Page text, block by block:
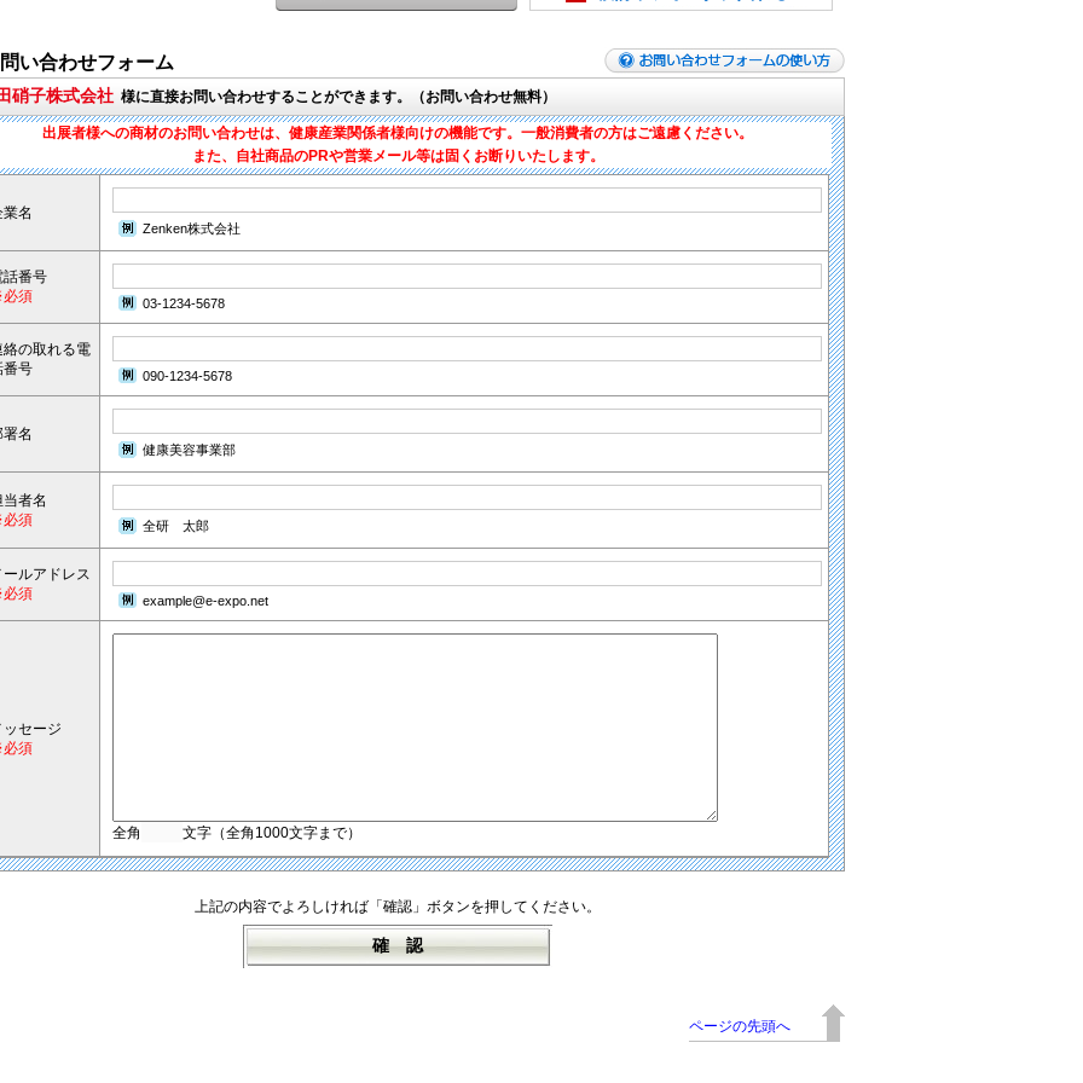
い合わせフォーム
硝子株式会社 様に直接お問い合わせすることができます。（お問い合わせ無料）
出展者様への商材のお問い合わせは、健康産業関係者様向けの機能です。一般消費者の方はご遠慮ください。
また、自社商品のPRや営業メール等は固くお断りいたします。
業名
Zenken株式会社
話番号
須
03-1234-5678
絡の取れる電
番号
090-1234-5678
署名
健康美容事業部
当者名
須
全研 太郎
ールアドレス
須
example@e-expo.net
ッセージ
須
全角 文字（全角1000文字まで）
上記の内容でよろしければ「確認」ボタンを押してください。
ページの先頭へ